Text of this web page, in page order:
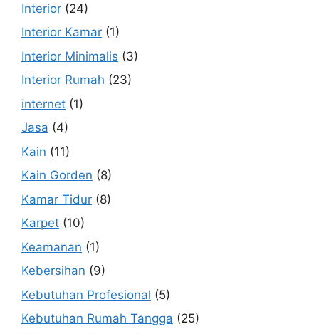
Interior (24)
Interior Kamar (1)
Interior Minimalis (3)
Interior Rumah (23)
internet (1)
Jasa (4)
Kain (11)
Kain Gorden (8)
Kamar Tidur (8)
Karpet (10)
Keamanan (1)
Kebersihan (9)
Kebutuhan Profesional (5)
Kebutuhan Rumah Tangga (25)